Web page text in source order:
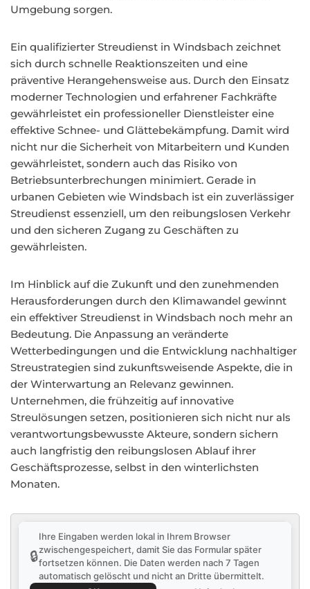
Umgebung sorgen.
Ein qualifizierter Streudienst in Windsbach zeichnet
sich durch schnelle Reaktionszeiten und eine
präventive Herangehensweise aus. Durch den Einsatz
moderner Technologien und erfahrener Fachkräfte
gewährleistet ein professioneller Dienstleister eine
effektive Schnee- und Glättebekämpfung. Damit wird
nicht nur die Sicherheit von Mitarbeitern und Kunden
gewährleistet, sondern auch das Risiko von
Betriebsunterbrechungen minimiert. Gerade in
urbanen Gebieten wie Windsbach ist ein zuverlässiger
Streudienst essenziell, um den reibungslosen Verkehr
und den sicheren Zugang zu Geschäften zu
gewährleisten.
Im Hinblick auf die Zukunft und den zunehmenden
Herausforderungen durch den Klimawandel gewinnt
ein effektiver Streudienst in Windsbach noch mehr an
Bedeutung. Die Anpassung an veränderte
Wetterbedingungen und die Entwicklung nachhaltiger
Streustrategien sind zukunftsweisende Aspekte, die in
der Winterwartung an Relevanz gewinnen.
Unternehmen, die frühzeitig auf innovative
Streulösungen setzen, positionieren sich nicht nur als
verantwortungsbewusste Akteure, sondern sichern
auch langfristig den reibungslosen Ablauf ihrer
Geschäftsprozesse, selbst in den winterlichsten
Monaten.
🔒
Ihre Eingaben werden lokal in Ihrem Browser
zwischengespeichert, damit Sie das Formular später
fortsetzen können. Die Daten werden nach 7 Tagen
automatisch gelöscht und nicht an Dritte übermittelt.